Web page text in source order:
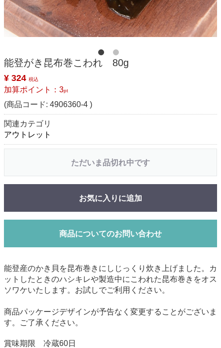
能登がき昆布巻こわれ 80g
¥ 324 税込
加算ポイント： 3pt
(商品コード: 4906360-4 )
関連カテゴリ
アウトレット
ただいま品切れ中です
お気に入りに追加
商品についてのお問い合わせ
能登産のかき貝を昆布巻きにしじっくり炊き上げました。カ
ットしたときのハシキレや製造中にこわれた昆布巻きをオス
ソワケいたします。お試しでご利用ください。
商品パッケージデザインが予告なく変更することがございま
す。ご了承ください。
賞味期限 冷蔵60日